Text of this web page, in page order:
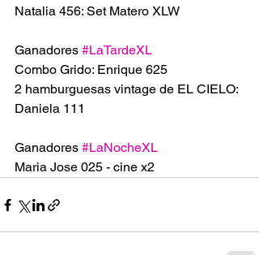
Natalia 456: Set Matero XLW
Ganadores #LaTardeXL
Combo Grido: Enrique 625
2 hamburguesas vintage de EL CIELO:
Daniela 111
Ganadores #LaNocheXL
Maria Jose 025 - cine x2